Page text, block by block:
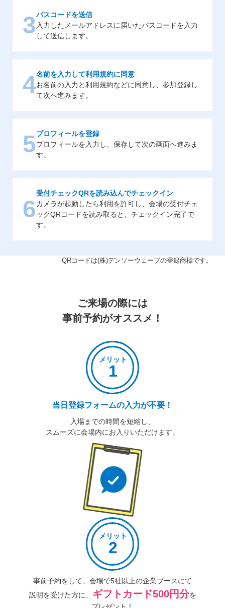
3パスコードを送信
入力したメールアドレスに届いたパスコードを入力
して送信します。
4名前を入力して利用規約に同意
お名前の入力と利用規約などに同意し、参加登録し
て次へ進みます。
5プロフィールを登録
プロフィールを入力し、保存して次の画面へ進みま
す。
6
受付チェックQRを読み込んでチェックイン
カメラが起動したら利用を許可し、会場の受付チェ
ックQRコードを読み取ると、チェックイン完了で
す。
QRコードは(株)デンソーウェーブの登録商標です。
ご来場の際には
事前予約がオススメ！
メリット
1
当日登録フォームの入力が不要！
入場までの時間を短縮し、
スムーズに会場内にお入りいただけます。
メリット
2
事前予約をして、 会場で5社以上の企業ブースにて
説明を受けた方に、 ギフトカード500円分を
プレゼント！